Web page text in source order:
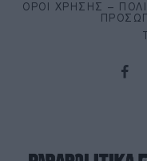
ΌΡΟΙ ΧΡΉΣΗΣ –